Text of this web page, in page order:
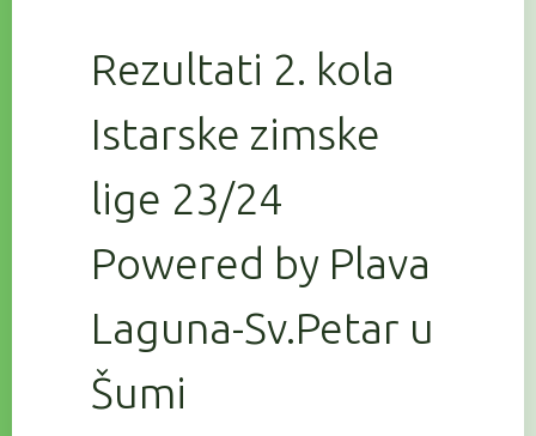
Rezultati 2. kola
Istarske zimske
lige 23/24
Powered by Plava
Laguna-Sv.Petar u
Šumi